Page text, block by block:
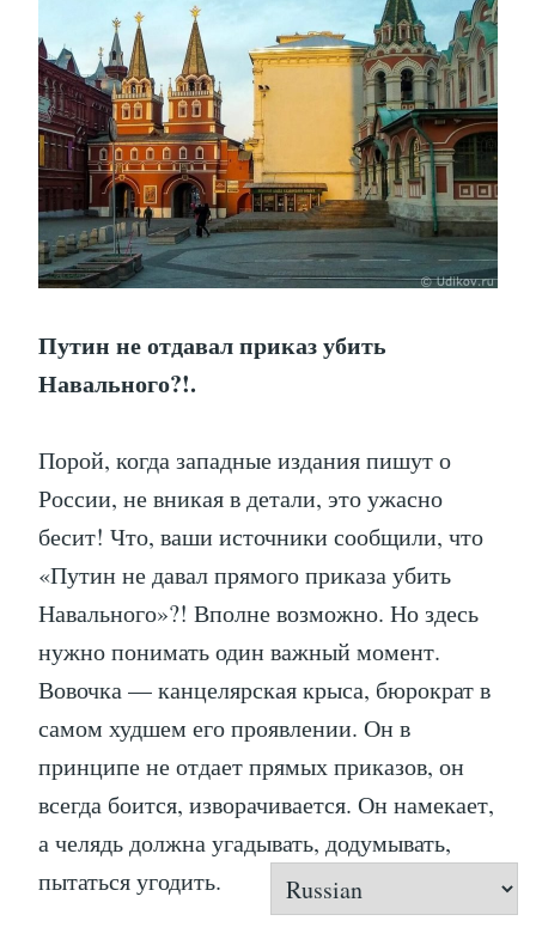
Путин не отдавал приказ убить
Навального?!.
Порой, когда западные издания пишут о
России, не вникая в детали, это ужасно
бесит! Что, ваши источники сообщили, что
«Путин не давал прямого приказа убить
Навального»?! Вполне возможно. Но здесь
нужно понимать один важный момент.
Вовочка — канцелярская крыса, бюрократ в
самом худшем его проявлении. Он в
принципе не отдает прямых приказов, он
всегда боится, изворачивается. Он намекает,
а челядь должна угадывать, додумывать,
пытаться угодить.